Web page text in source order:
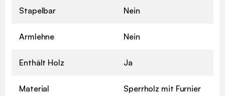
Stapelbar Nein
Armlehne Nein
Enthält Holz Ja
Material Sperrholz mit Furnier